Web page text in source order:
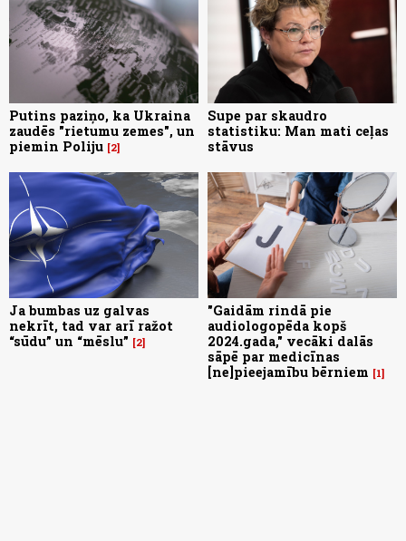
Putins paziņo, ka Ukraina
zaudēs "rietumu zemes", un
piemin Poliju 2
Supe par skaudro
statistiku: Man mati ceļas
stāvus
Ja bumbas uz galvas
nekrīt, tad var arī ražot
“sūdu” un “mēslu”
2
"Gaidām rindā pie
audiologopēda kopš
2024.gada," vecāki dalās
sāpē par medicīnas
[ne]pieejamību bērniem
1